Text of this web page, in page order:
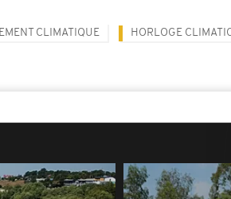
CLIMATIQUE HORLOGE